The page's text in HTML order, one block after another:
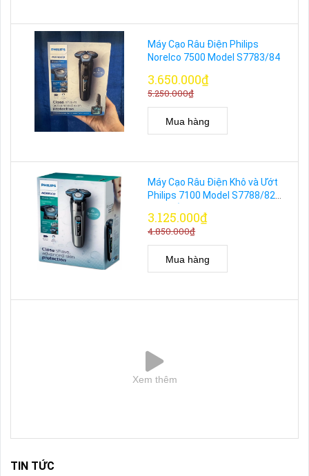
Máy Cạo Râu Điện Philips
Norelco 7500 Model S7783/84
3.650.000₫
5.250.000₫
Mua hàng
Máy Cạo Râu Điện Khô và Ướt
Philips 7100 Model S7788/82
3.125.000₫
4.850.000₫
Mua hàng
Xem thêm
TIN TỨC